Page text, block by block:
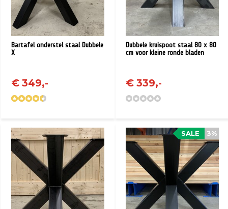
Bartafel onderstel staal Dubbele
X
€ 349,-
Dubbele kruispoot staal 80 x 80
cm voor kleine ronde bladen
€ 339,-
3%
SALE